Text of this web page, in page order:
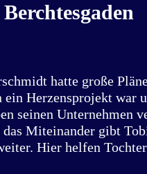
hatte große
Herzensprojekt war
seinen Unternehmen
Miteinander gibt
Hier helfen